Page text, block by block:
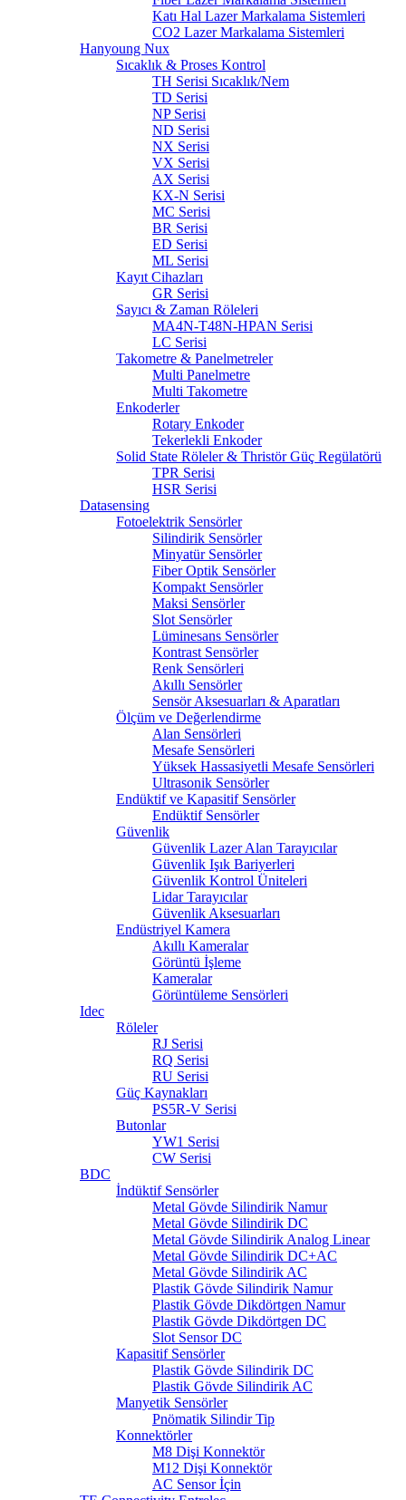
Katı Hal Lazer Markalama Sistemleri
CO2 Lazer Markalama Sistemleri
Hanyoung Nux
Sıcaklık & Proses Kontrol
TH Serisi Sıcaklık/Nem
TD Serisi
NP Serisi
ND Serisi
NX Serisi
VX Serisi
AX Serisi
KX-N Serisi
MC Serisi
BR Serisi
ED Serisi
ML Serisi
Kayıt Cihazları
GR Serisi
Sayıcı & Zaman Röleleri
MA4N-T48N-HPAN Serisi
LC Serisi
Takometre & Panelmetreler
Multi Panelmetre
Multi Takometre
Enkoderler
Rotary Enkoder
Tekerlekli Enkoder
Solid State Röleler & Thristör Güç Regülatörü
TPR Serisi
HSR Serisi
Datasensing
Fotoelektrik Sensörler
Silindirik Sensörler
Minyatür Sensörler
Fiber Optik Sensörler
Kompakt Sensörler
Maksi Sensörler
Slot Sensörler
Lüminesans Sensörler
Kontrast Sensörler
Renk Sensörleri
Akıllı Sensörler
Sensör Aksesuarları & Aparatları
Ölçüm ve Değerlendirme
Alan Sensörleri
Mesafe Sensörleri
Yüksek Hassasiyetli Mesafe Sensörleri
Ultrasonik Sensörler
Endüktif ve Kapasitif Sensörler
Endüktif Sensörler
Güvenlik
Güvenlik Lazer Alan Tarayıcılar
Güvenlik Işık Bariyerleri
Güvenlik Kontrol Üniteleri
Lidar Tarayıcılar
Güvenlik Aksesuarları
Endüstriyel Kamera
Akıllı Kameralar
Görüntü İşleme
Kameralar
Görüntüleme Sensörleri
Idec
Röleler
RJ Serisi
RQ Serisi
RU Serisi
Güç Kaynakları
PS5R-V Serisi
Butonlar
YW1 Serisi
CW Serisi
BDC
İndüktif Sensörler
Metal Gövde Silindirik Namur
Metal Gövde Silindirik DC
Metal Gövde Silindirik Analog Linear
Metal Gövde Silindirik DC+AC
Metal Gövde Silindirik AC
Plastik Gövde Silindirik Namur
Plastik Gövde Dikdörtgen Namur
Plastik Gövde Dikdörtgen DC
Slot Sensor DC
Kapasitif Sensörler
Plastik Gövde Silindirik DC
Plastik Gövde Silindirik AC
Manyetik Sensörler
Pnömatik Silindir Tip
Konnektörler
M8 Dişi Konnektör
M12 Dişi Konnektör
AC Sensor İçin